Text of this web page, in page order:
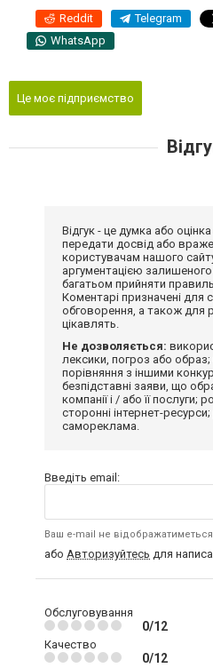
Reddit Telegram
WhatsApp
Це моє підприємство
Відгук - це думка або
передати досвід або
користувачам нашого
аргументацією
багатьом прийняти
Коментарі призначені для
обговорення, а також для
цікавлять.
Не дозволяється:
лексики, погроз або
порівняння з іншими
безпідставні заяви, що
компанії і / або її послуги;
сторонні інтернет-
самореклама.
Введіть email:
Ваш e-mail не відображатиметься
або Авторизуйтесь для
Обслуговування
0/12
Качество
0/12